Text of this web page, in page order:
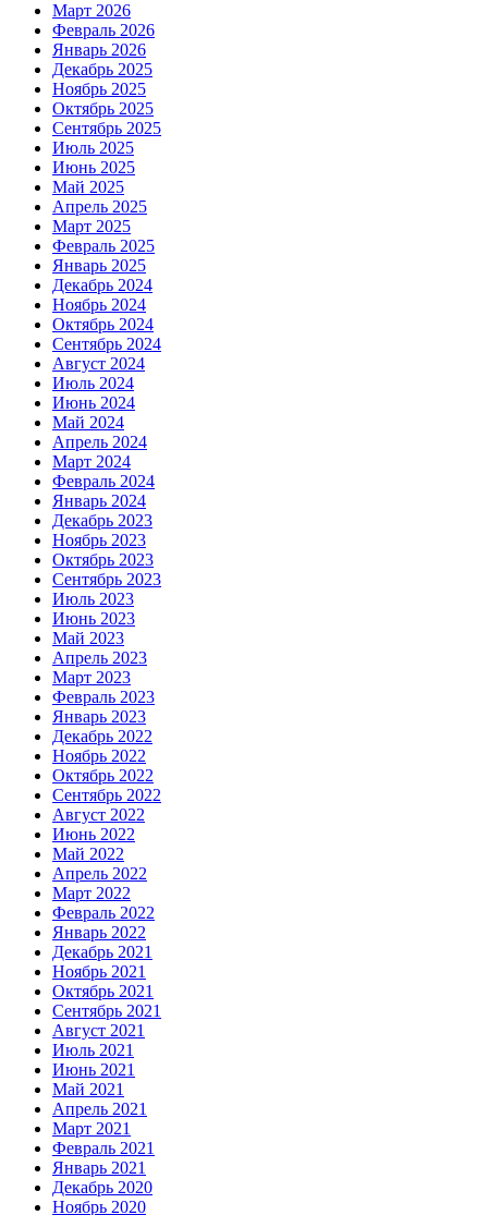
Март 2026
Февраль 2026
Январь 2026
Декабрь 2025
Ноябрь 2025
Октябрь 2025
Сентябрь 2025
Июль 2025
Июнь 2025
Май 2025
Апрель 2025
Март 2025
Февраль 2025
Январь 2025
Декабрь 2024
Ноябрь 2024
Октябрь 2024
Сентябрь 2024
Август 2024
Июль 2024
Июнь 2024
Май 2024
Апрель 2024
Март 2024
Февраль 2024
Январь 2024
Декабрь 2023
Ноябрь 2023
Октябрь 2023
Сентябрь 2023
Июль 2023
Июнь 2023
Май 2023
Апрель 2023
Март 2023
Февраль 2023
Январь 2023
Декабрь 2022
Ноябрь 2022
Октябрь 2022
Сентябрь 2022
Август 2022
Июнь 2022
Май 2022
Апрель 2022
Март 2022
Февраль 2022
Январь 2022
Декабрь 2021
Ноябрь 2021
Октябрь 2021
Сентябрь 2021
Август 2021
Июль 2021
Июнь 2021
Май 2021
Апрель 2021
Март 2021
Февраль 2021
Январь 2021
Декабрь 2020
Ноябрь 2020